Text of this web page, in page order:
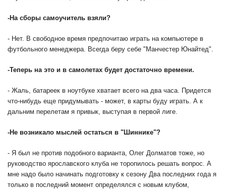
-На сборы самоучитель взяли?
- Нет. В свободное время предпочитаю играть на компьютере в
футбольного менеджера. Всегда беру себе "Манчестер Юнайтед".
-Теперь на это и в самолетах будет достаточно времени.
- Жаль, батареек в ноутбуке хватает всего на два часа. Придется
что-нибудь еще придумывать - может, в карты буду играть. А к
дальним перелетам я привык, выступая в первой лиге.
-Не возникало мыслей остаться в "Шиннике"?
- Я был не против подобного варианта, Олег Долматов тоже, но
руководство ярославского клуба не торопилось решать вопрос. А
мне надо было начинать подготовку к сезону Два последних года я
только в последний момент определялся с новым клубом,